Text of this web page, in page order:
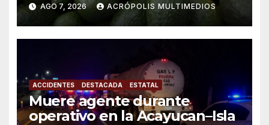
AGO 7, 2026 ACRÓPOLIS MULTIMEDIOS
ACCIDENTES DESTACADA ESTATAL
Muere agente durante
operativo en la Acayucan–Isla